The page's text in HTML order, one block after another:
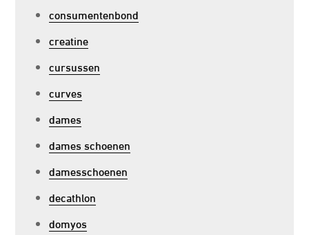
consumentenbond
creatine
cursussen
curves
dames
dames schoenen
damesschoenen
decathlon
domyos